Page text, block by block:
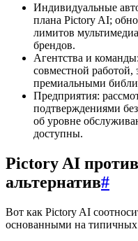
Индивидуальные
плана Pictory AI;
лимитов
брендов.
Агентства и
совместной
премиальными
Предприятия:
подтверждениями
об уровне
доступны.
Pictory AI
альтернатив#
Вот как Pictory AI
основанными на типичных